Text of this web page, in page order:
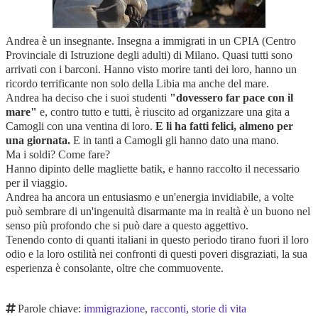
Andrea è un insegnante. Insegna a immigrati in un CPIA (Centro
Provinciale di Istruzione degli adulti) di Milano. Quasi tutti sono
arrivati con i barconi. Hanno visto morire tanti dei loro, hanno un
ricordo terrificante non solo della Libia ma anche del mare.
Andrea ha deciso che i suoi studenti "dovessero far pace con il
mare" e, contro tutto e tutti, è riuscito ad organizzare una gita a
Camogli con una ventina di loro. E li ha fatti felici, almeno per
una giornata. E in tanti a Camogli gli hanno dato una mano.
Ma i soldi? Come fare?
Hanno dipinto delle magliette batik, e hanno raccolto il necessario
per il viaggio.
Andrea ha ancora un entusiasmo e un'energia invidiabile, a volte
può sembrare di un'ingenuità disarmante ma in realtà è un buono nel
senso più profondo che si può dare a questo aggettivo.
Tenendo conto di quanti italiani in questo periodo tirano fuori il loro
odio e la loro ostilità nei confronti di questi poveri disgraziati, la sua
esperienza è consolante, oltre che commuovente.
Parole chiave:immigrazione,racconti,storie di vita